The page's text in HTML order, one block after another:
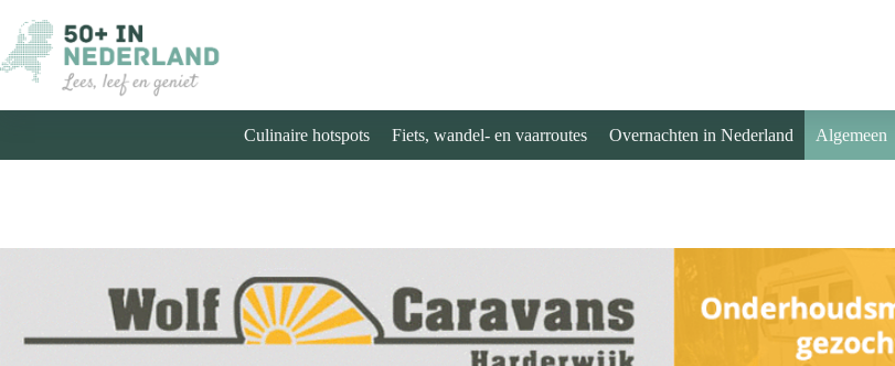
naar
de
inhoud
Culinaire hotspots Fiets, wandel- en vaarroutes Overnachten in Nederland Algemeen